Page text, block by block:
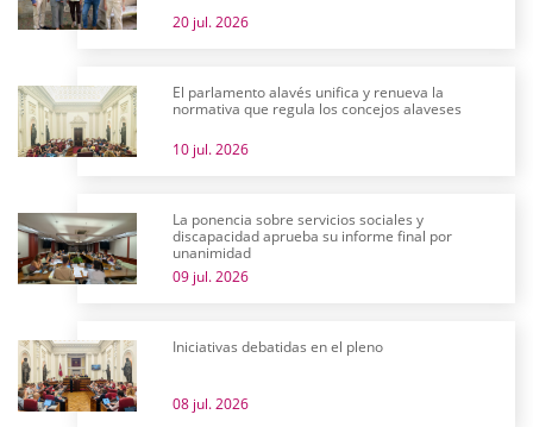
20 jul. 2026
El parlamento alavés unifica y renueva la
normativa que regula los concejos alaveses
10 jul. 2026
La ponencia sobre servicios sociales y
discapacidad aprueba su informe final por
unanimidad
09 jul. 2026
Iniciativas debatidas en el pleno
08 jul. 2026